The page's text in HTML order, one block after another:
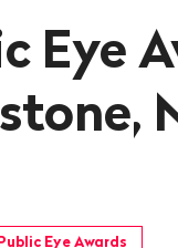
Eye
Eye Awards